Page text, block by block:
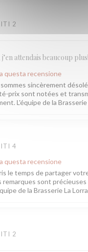
2
attendais beaucoup plus!
questa recensione
sincèrement
prix sont notées et
L'équipe de la Brasserie
4
questa recensione
le temps de partager
sont
de la Brasserie La
2